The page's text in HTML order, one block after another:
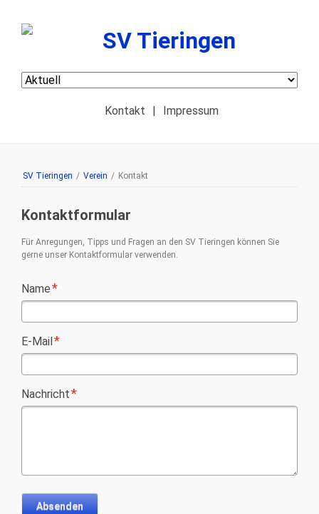
Kontakt
| Impressum
SV Tieringen / Verein / Kontakt
Kontaktformular
Für Anregungen, Tipps und Fragen an den SV Tieringen können Sie
gerne unser Kontaktformular verwenden.
Pflichtfeld
Name*
Pflichtfeld
E-Mail*
Pflichtfeld
Nachricht*
Absenden